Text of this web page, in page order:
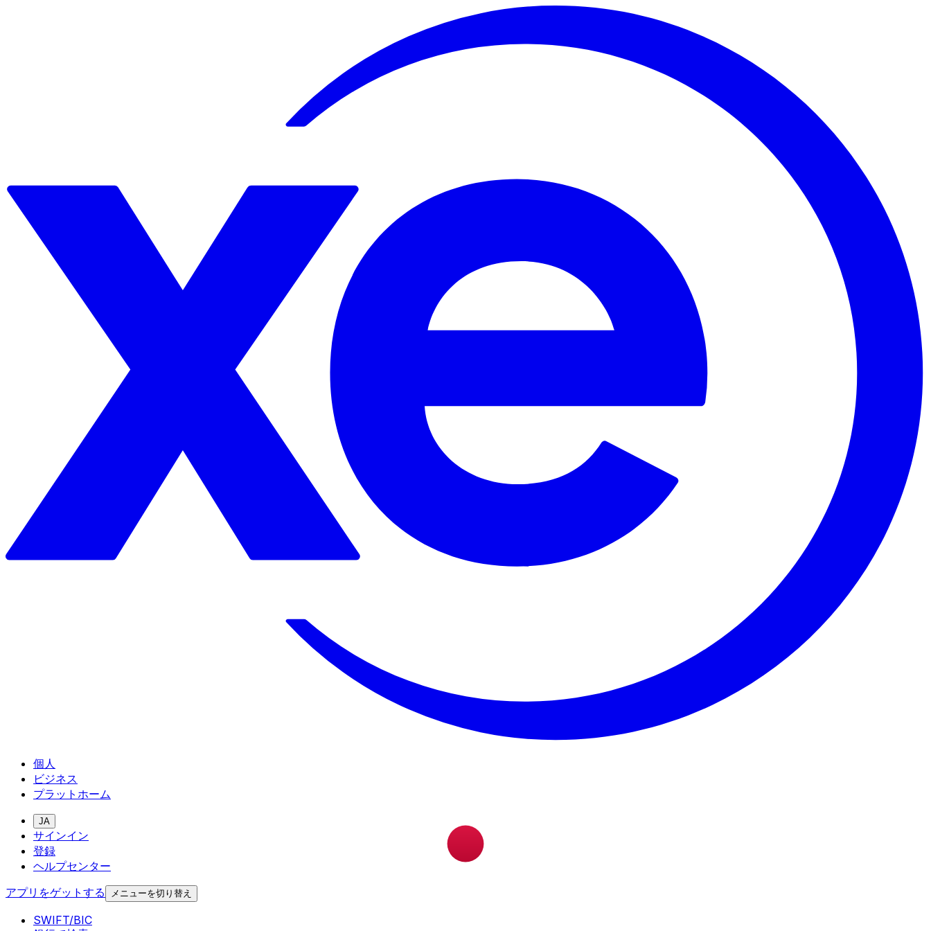
個人
ビジネス
プラットホーム
JA
サインイン
登録
ヘルプセンター
アプリをゲットする
メニューを切り替え
SWIFT/BIC